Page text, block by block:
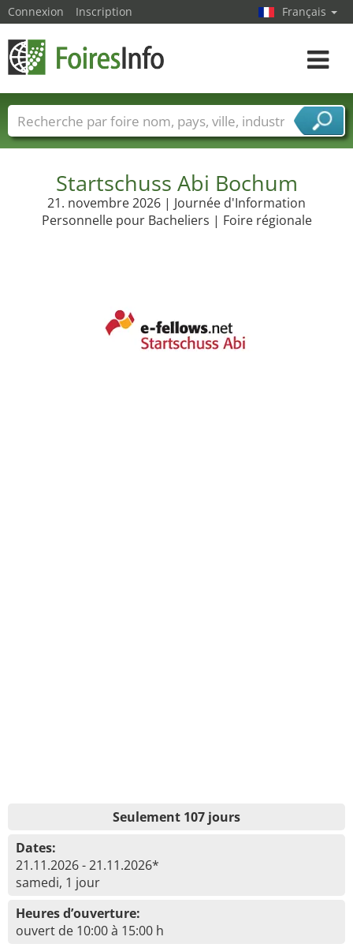
Startschuss Abi Bochum
21. novembre 2026 | Journée d'Information
Personnelle pour Bacheliers | Foire régionale
Seulement 107 jours
Dates:
21.11.2026 - 21.11.2026*
samedi, 1 jour
Heures d’ouverture:
ouvert de 10:00 à 15:00 h
Connexion Inscription Français
Toggle
Foire noms Pays Villes
Secteurs de foire